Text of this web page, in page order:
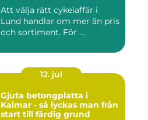
Att välja rätt cykelaffär i
Lund handlar om mer än pris
och sortiment. För ...
12. jul
Gjuta betongplatta i
Kalmar - så lyckas man från
start till färdig grund